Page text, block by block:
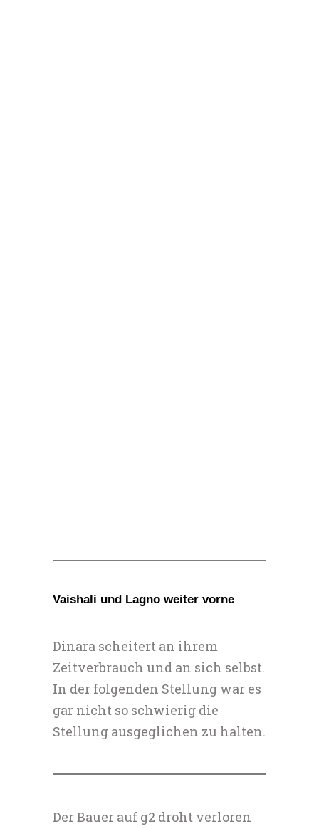
Vaishali und Lagno weiter vorne
Dinara scheitert an ihrem
Zeitverbrauch und an sich selbst.
In der folgenden Stellung war es
gar nicht so schwierig die
Stellung ausgeglichen zu halten.
Der Bauer auf g2 droht verloren